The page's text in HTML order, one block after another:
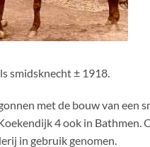
smidsknecht ± 1918.
met de bouw van een
4 ook in Bathmen.
in gebruik genomen.